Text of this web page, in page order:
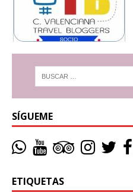
SÍGUEME
ETIQUETAS